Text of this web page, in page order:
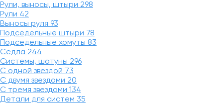
Рули, выносы, штыри 298
Рули 42
Выносы руля 93
Подседельные штыри 78
Подседельные хомуты 83
Седла 244
Системы, шатуны 296
С одной звездой 73
С двумя звездами 20
С тремя звездами 134
Детали для систем 35